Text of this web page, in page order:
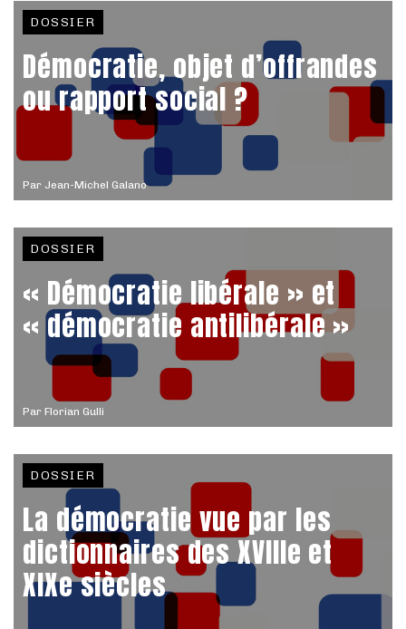
Par Jean-Michel Galano
DOSSIER
Démocratie, objet d’offrandes
ou rapport social ?
Par Florian Gulli
DOSSIER
« Démocratie libérale » et
« démocratie antilibérale »
DOSSIER
La démocratie vue par les
dictionnaires des XVIIIe et
XIXe siècles